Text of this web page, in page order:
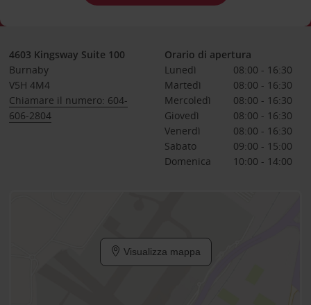
4603 Kingsway Suite 100
Burnaby
V5H 4M4
Chiamare il numero: 604-
606-2804
Orario di apertura
Lunedì
08:00 - 16:30
Martedì
08:00 - 16:30
Mercoledì
08:00 - 16:30
Giovedì
08:00 - 16:30
Venerdì
08:00 - 16:30
Sabato
09:00 - 15:00
Domenica
10:00 - 14:00
Visualizza mappa